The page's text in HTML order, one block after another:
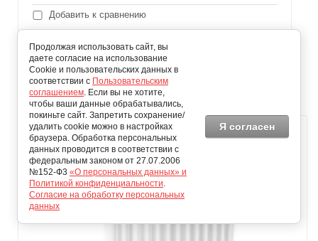
Добавить к сравнению
0
Время доставки(дней)
30
Продолжая использовать сайт, вы
даете согласие на использование
Cookie и пользовательских данных в
соответствии с Пользовательским
соглашением. Если вы не хотите,
чтобы ваши данные обрабатывались,
покиньте сайт. Запретить сохранение/
удалить cookie можно в настройках
браузера. Обработка персональных
данных проводится в соответствии с
федеральным законом от 27.07.2006
№152-Ф3 «О персональных данных» и
Политикой конфиденциальности.
Согласие на обработку персональных
данных
Я согласен